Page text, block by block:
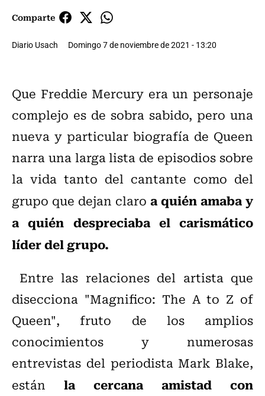
Comparte
Diario Usach Domingo 7 de noviembre de 2021 - 13:20
Que Freddie Mercury era un personaje
complejo es de sobra sabido, pero una
nueva y particular biografía de Queen
narra una larga lista de episodios sobre
la vida tanto del cantante como del
grupo que dejan claro a quién amaba y
a quién despreciaba el carismático
líder del grupo.
Entre las relaciones del artista que
disecciona "Magnifico: The A to Z of
Queen", fruto de los amplios
conocimientos y numerosas
entrevistas del periodista Mark Blake,
están la cercana amistad con